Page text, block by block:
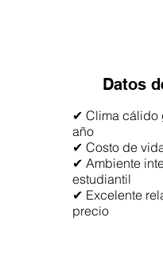
Datos
✔ Clima cálido
año
✔ Costo de
✔ Ambiente
estudiantil
✔ Excelente
precio